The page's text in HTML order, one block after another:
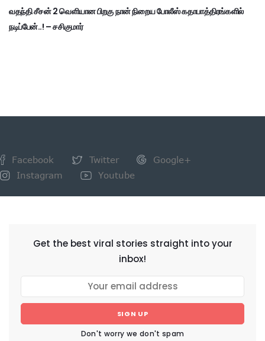
வதந்தி சீசன் 2 வெளியான பிறகு நான் நிறைய போலீஸ் கதாபாத்திரங்களில்
நடிப்பேன்..! – சசிகுமார்
Facebook Twitter
Google+
Instagram
Youtube
Get the best viral stories straight into your
inbox!
SIGN UP
Don't worry we don't spam